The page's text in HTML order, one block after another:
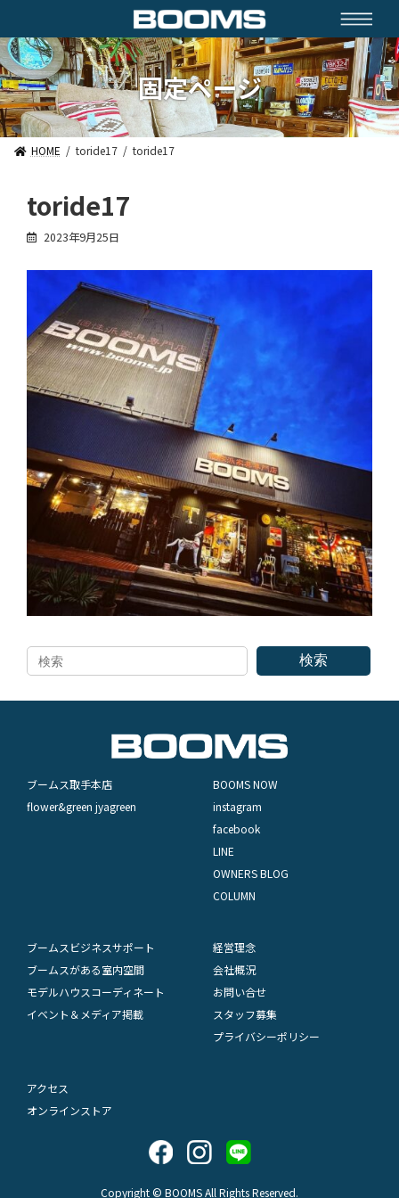
テ
ン
ツ
へ
ス
キ
ッ
ゲ
ー
シ
ョ
ン
に
移
固定ページ
HOME toride17 toride17
toride17
2023年9月25日
検索
ブームス取手本店
flower&green jyagreen
BOOMS NOW
instagram
facebook
LINE
OWNERS BLOG
COLUMN
ブームスビジネスサポート
ブームスがある室内空間
モデルハウスコーディネート
イベント＆メディア掲載
経営理念
会社概況
お問い合せ
スタッフ募集
プライバシーポリシー
アクセス
オンラインストア
Copyright © BOOMS All Rights Reserved.